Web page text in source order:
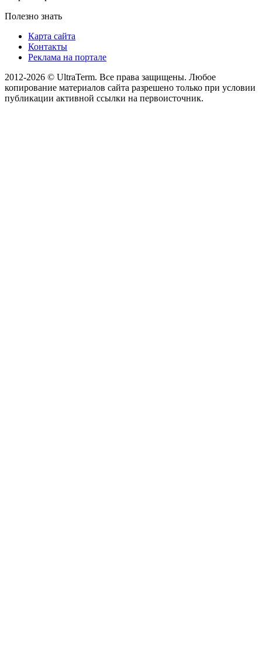
Полезно знать
Карта сайта
Контакты
Реклама на портале
2012-2026 © UltraTerm. Все права защищены. Любое
копирование материалов сайта разрешено только при условии
публикации активной ссылки на первоисточник.